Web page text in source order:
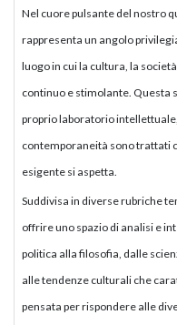
Nel cuore pulsante del nostro
rappresenta un angolo
luogo in cui la cultura, la
continuo e stimolante. Questa
proprio laboratorio
contemporaneità sono trattati
esigente si aspetta.
Suddivisa in diverse rubriche
offrire uno spazio di analisi e
politica alla filosofia, dalle
alle tendenze culturali che
pensata per rispondere alle